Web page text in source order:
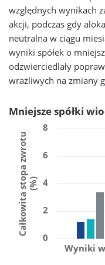
względnych wynikach
akcji, podczas gdy
neutralna w ciągu
wyniki spółek o
odzwierciedlały
wrażliwych na zmiany
Mniejsze spółki
Całkowita stopa zwrotu(%)
Wyniki
0
2
4
6
8